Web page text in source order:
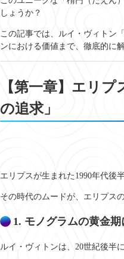
しょうか？
この記事では、ルイ・ヴィトン
ンにおける価値まで、徹底的に
【第一章】エリ
の追求」
エリプスが生まれた1990年代後
その時代のムードが、エリプス
1. モノグラムの黄金期
ルイ・ヴィトンは、20世紀後半